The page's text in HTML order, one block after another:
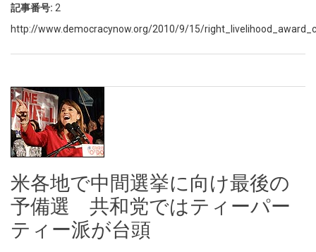
記事番号: 2
http://www.democracynow.org/2010/9/15/
米各地で中間選挙に向け最後の
予備選 共和党ではティーパー
ティー派が台頭